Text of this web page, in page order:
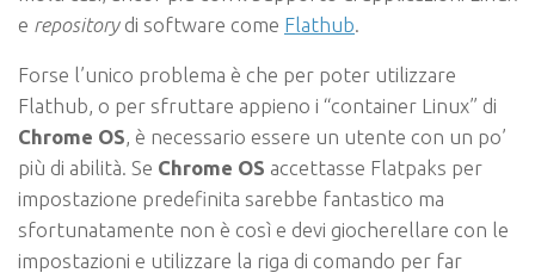
e repositorydi software come Flathub
Forse l’unico problema è che per poter utilizzare
Flathub, o per sfruttare appieno i “container Linux” di
Chrome OS, è necessario essere un utente con un po’
più di abilità. Se Chrome OS accettasse Flatpaks per
impostazione predefinita sarebbe fantastico ma
sfortunatamente non è così e devi giocherellare con le
impostazioni e utilizzare la riga di comando per far